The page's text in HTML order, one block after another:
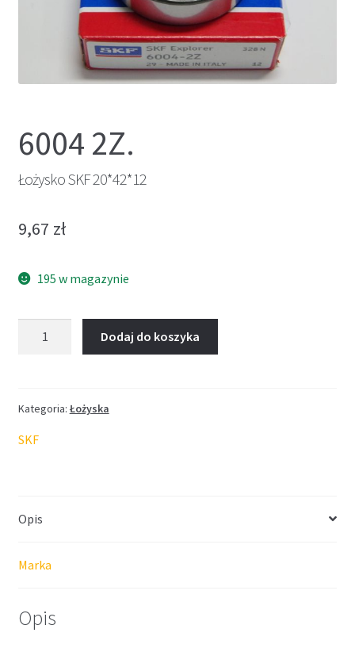
6004 2Z.
Łożysko SKF 20*42*12
9,67 zł
195 w magazynie
Dodaj do koszyka
Kategoria: Łożyska
SKF
Opis
Marka
Opis